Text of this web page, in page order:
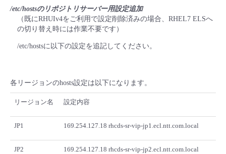
/etc/hostsのリポジトリサーバー用設定追加
（既にRHUIv4をご利用で設定削除済みの場合、RHEL7 ELSへ
の切り替え時には作業不要です）
/etc/hostsに以下の設定を追記してください。
各リージョンのhosts設定は以下になります。
リージョン名 設定内容
JP1 169.254.127.18 rhcds-sr-vip-jp1.ecl.ntt.com.local
JP2 169.254.127.18 rhcds-sr-vip-jp2.ecl.ntt.com.local